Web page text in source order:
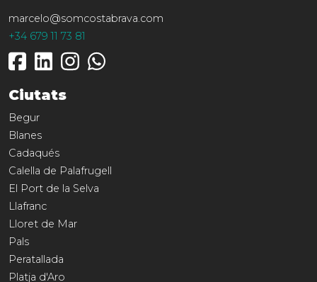
marcelo@somcostabrava.com
+34 679 11 73 81
Ciutats
Begur
Blanes
Cadaqués
Calella de Palafrugell
El Port de la Selva
Llafranc
Lloret de Mar
Pals
Peratallada
Platja d'Aro